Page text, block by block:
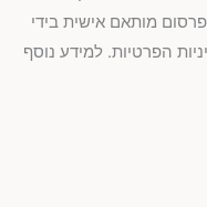
מותאם אישית בידי
הפרטיות. למידע נוסף